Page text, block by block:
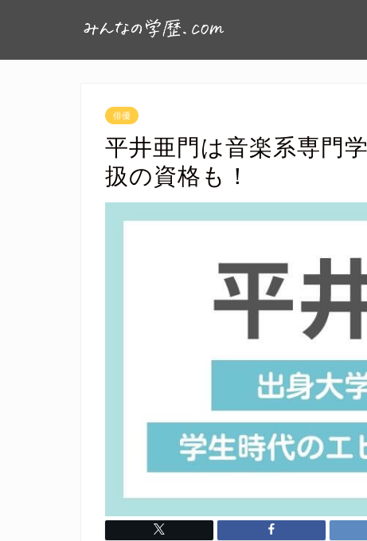
俳優
平井亜門は音楽系専門
扱の資格も！